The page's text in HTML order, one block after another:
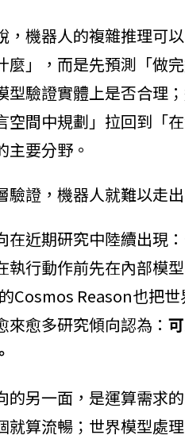
，機器人的複雜推理可
麼」，而是先預測「做
型驗證實體上是否合理
空間中規劃」拉回到「
主要分野。
驗證，機器人就難以走
在近期研究中陸續出現
執行動作前先在內部模
Cosmos Reason也把
來愈多研究傾向認為：
的另一面，是運算需求
就算流暢；世界模型處